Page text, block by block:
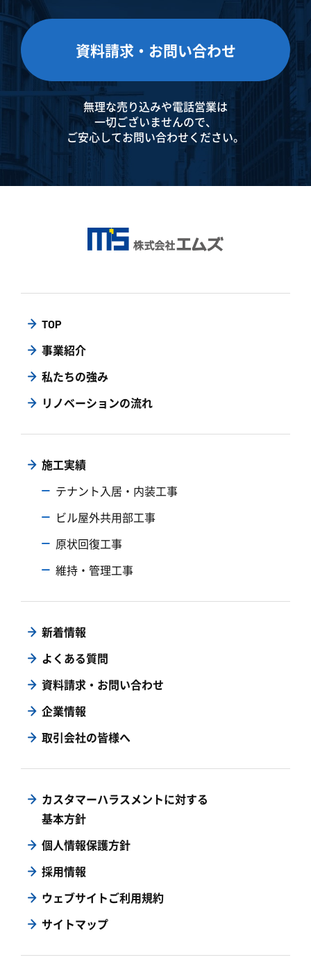
資料請求・お問い合わせ
無理な売り込みや電話営業は
一切ございませんので、
ご安心してお問い合わせください。
TOP
事業紹介
私たちの強み
リノベーションの流れ
施工実績
テナント入居・内装工事
ビル屋外共用部工事
原状回復工事
維持・管理工事
新着情報
よくある質問
資料請求・お問い合わせ
企業情報
取引会社の皆様へ
カスタマーハラスメントに対する
基本方針
個人情報保護方針
採用情報
ウェブサイトご利用規約
サイトマップ